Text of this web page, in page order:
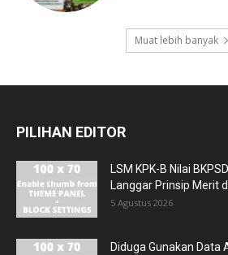
Muat lebih banyak
PILIHAN EDITOR
LSM KPK-B Nilai
Langgar Prinsip Merit
5 Agustus 2026
Diduga Gunakan Data